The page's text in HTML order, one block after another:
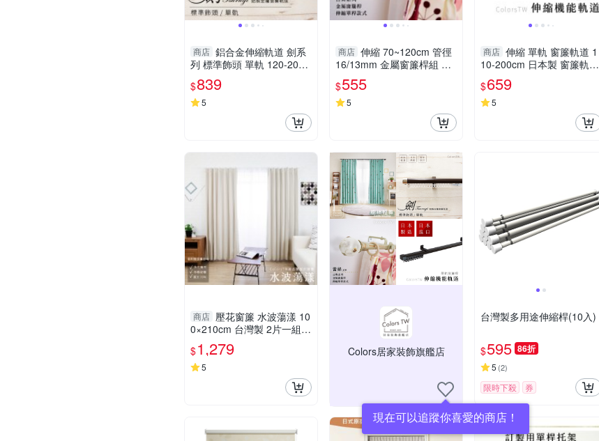
商店 鋁合金伸縮軌道 劍系
列 標準飾頭 單軌 120-200c
m 造型窗簾軌道DIY 遮光窗
簾專用軌道
$839
5
商店 伸縮 70~120cm 管徑
16/13mm 金屬窗簾桿組 蕾
絲 單桿 巴洛克風 台灣製 Co
lors tw 室內裝潢
$555
5
商店 伸縮 單軌 窗簾軌道 1
10-200cm 日本製 窗簾軌道
安裝DIY 方型伸縮窗簾軌道
窗簾伸縮桿 窗簾軌道滑輪
$659
5
商店 壓花窗簾 水波蕩漾 10
0×210cm 台灣製 2片一組
一級遮光 可水洗 熱銷經典
款 兩倍抓皺
$1,279
5
Colors居家裝飾旗艦店
現在可以追蹤你喜愛的商店！
台灣製多用途伸縮桿(10入)
$595 86折
5 (2)
限時下殺 券